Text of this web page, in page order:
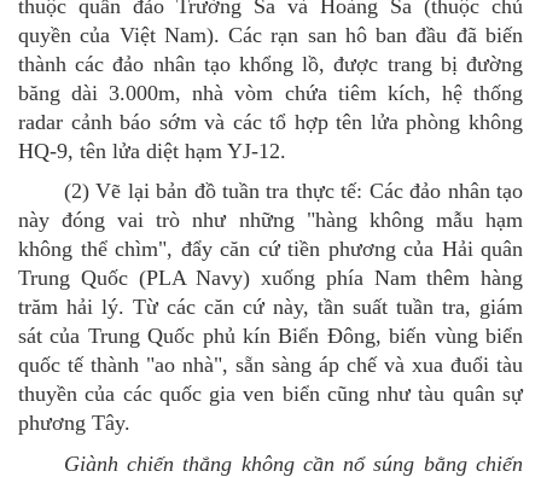
thuộc quần đảo Trường Sa và Hoàng Sa (thuộc chủ
quyền của Việt Nam). Các rạn san hô ban đầu đã biến
thành các đảo nhân tạo khổng lồ, được trang bị đường
băng dài 3.000m, nhà vòm chứa tiêm kích, hệ thống
radar cảnh báo sớm và các tổ hợp tên lửa phòng không
HQ-9, tên lửa diệt hạm YJ-12.
(2)Vẽ lại bản đồ tuần tra thực tế: Các đảo nhân tạo
này đóng vai trò như những "hàng không mẫu hạm
không thể chìm", đẩy căn cứ tiền phương của Hải quân
Trung Quốc (PLA Navy) xuống phía Nam thêm hàng
trăm hải lý. Từ các căn cứ này, tần suất tuần tra, giám
sát của Trung Quốc phủ kín Biển Đông, biến vùng biển
quốc tế thành "ao nhà", sẵn sàng áp chế và xua đuổi tàu
thuyền của các quốc gia ven biển cũng như tàu quân sự
phương Tây.
Giành chiến thắng không cần nổ súng bằng chiến